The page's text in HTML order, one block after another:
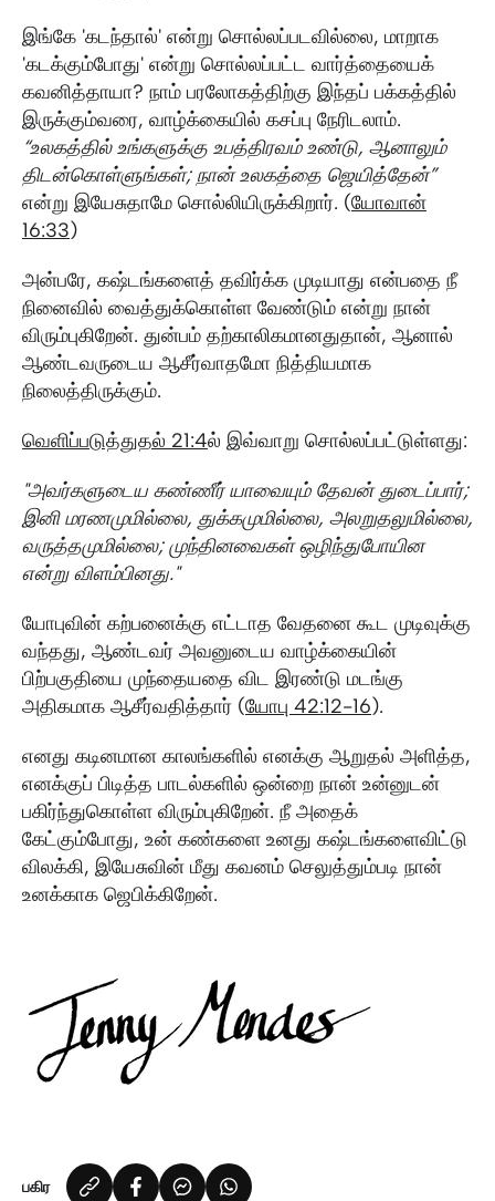
இங்கே 'கடந்தால்' என்று சொல்லப்படவில்லை, மாறாக
'கடக்கும்போது' என்று சொல்லப்பட்ட வார்த்தையைக்
கவனித்தாயா? நாம் பரலோகத்திற்கு இந்தப் பக்கத்தில்
இருக்கும்வரை, வாழ்க்கையில் கசப்பு நேரிடலாம்.
“உலகத்தில் உங்களுக்கு உபத்திரவம் உண்டு, ஆனாலும்
திடன்கொள்ளுங்கள்; நான் உலகத்தை ஜெயித்தேன்”
என்று இயேசுதாமே சொல்லியிருக்கிறார். (யோவான்
16:33)
அன்பரே, கஷ்டங்களைத் தவிர்க்க முடியாது என்பதை நீ
நினைவில் வைத்துக்கொள்ள வேண்டும் என்று நான்
விரும்புகிறேன். துன்பம் தற்காலிகமானதுதான், ஆனால்
ஆண்டவருடைய ஆசீர்வாதமோ நித்தியமாக
நிலைத்திருக்கும்.
வெளிப்படுத்துதல் 21:4ல் இவ்வாறு சொல்லப்பட்டுள்ளது:
"அவர்களுடைய கண்ணீர் யாவையும் தேவன் துடைப்பார்;
இனி மரணமுமில்லை, துக்கமுமில்லை, அலறுதலுமில்லை,
வருத்தமுமில்லை; முந்தினவைகள் ஒழிந்துபோயின
என்று விளம்பினது."
யோபுவின் கற்பனைக்கு எட்டாத வேதனை கூட முடிவுக்கு
வந்தது, ஆண்டவர் அவனுடைய வாழ்க்கையின்
பிற்பகுதியை முந்தையதை விட இரண்டு மடங்கு
அதிகமாக ஆசீர்வதித்தார் (யோபு 42:12-16).
எனது கடினமான காலங்களில் எனக்கு ஆறுதல் அளித்த,
எனக்குப் பிடித்த பாடல்களில் ஒன்றை நான் உன்னுடன்
பகிர்ந்துகொள்ள விரும்புகிறேன். நீ அதைக்
கேட்கும்போது, உன் கண்களை உனது கஷ்டங்களைவிட்டு
விலக்கி, இயேசுவின் மீது கவனம் செலுத்தும்படி நான்
உனக்காக ஜெபிக்கிறேன்.
பகிர